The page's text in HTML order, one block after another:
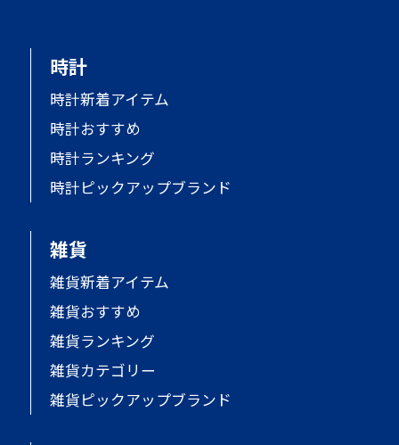
時計
時計新着アイテム
時計おすすめ
時計ランキング
時計ピックアップブランド
雑貨
雑貨新着アイテム
雑貨おすすめ
雑貨ランキング
雑貨カテゴリー
雑貨ピックアップブランド